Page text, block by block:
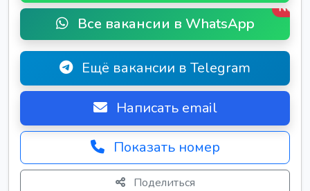
Все вакансии в WhatsApp
New
Ещё вакансии в Telegram
Написать email
Показать номер
Поделиться